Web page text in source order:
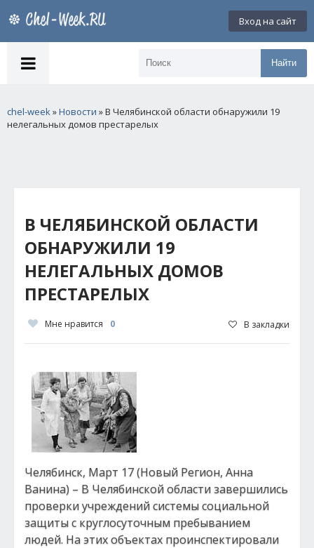
Вход на сайт
Найти
chel-week»Новости » В Челябинской области обнаружили 19
нелегальных домов престарелых
В ЧЕЛЯБИНСКОЙ ОБЛАСТИ
ОБНАРУЖИЛИ 19
НЕЛЕГАЛЬНЫХ ДОМОВ
ПРЕСТАРЕЛЫХ
Мне нравится 0 В закладки
Челябинск, Март 17 (Новый Регион, Анна
Ванина) – В Челябинской области завершились
проверки учреждений системы социальной
защиты с круглосуточным пребыванием
людей. На этих объектах проинспектировали